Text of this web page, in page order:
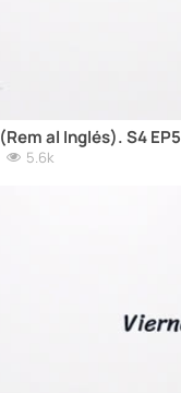
al Inglés). S4 EP5
5.6k